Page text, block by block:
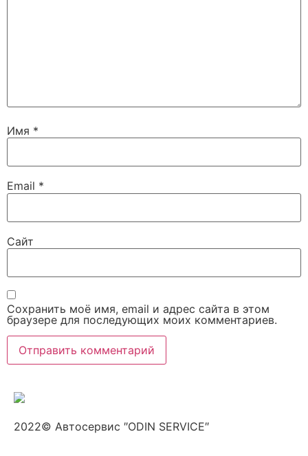
Имя *
Email *
Сайт
Сохранить моё имя, email и адрес сайта в этом
браузере для последующих моих комментариев.
2022© Автосервис ″ODIN SERVICE″